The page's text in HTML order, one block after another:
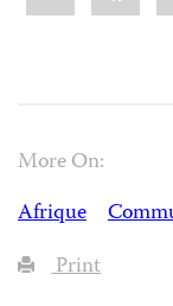
More On:
Afrique
Print